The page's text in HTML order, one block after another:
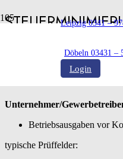
Leipzig 0341 –
Döbeln 03431 –
Login
Unternehmer/
Betriebsausgaben vor
typische Prüffelder: